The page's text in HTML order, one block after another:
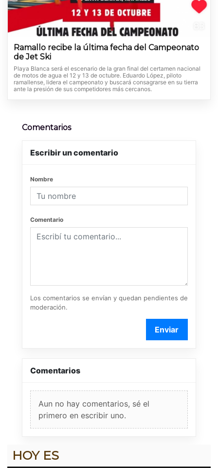
Ramallo recibe la última fecha del Campeonato
de Jet Ski
Playa Blanca será el escenario de la gran final del certamen nacional
de motos de agua el 12 y 13 de octubre. Eduardo López, piloto
ramallense, lidera el campeonato y buscará consagrarse en su tierra
ante la presión de sus competidores más cercanos.
Comentarios
Escribir un comentario
Nombre
Comentario
Los comentarios se envían y quedan pendientes de
moderación.
Enviar
Comentarios
Aun no hay comentarios, sé el
primero en escribir uno.
HOY ES